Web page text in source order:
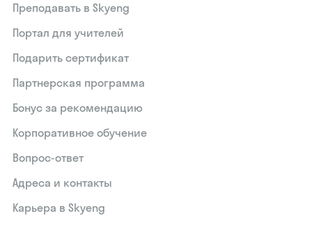
Преподавать в Skyeng
Портал для учителей
Подарить сертификат
Партнерская программа
Бонус за рекомендацию
Корпоративное обучение
Вопрос-ответ
Адреса и контакты
Карьера в Skyeng